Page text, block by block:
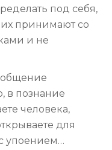
под себя,
их принимают со
и не
общение
в познание
человека,
для
упоением…